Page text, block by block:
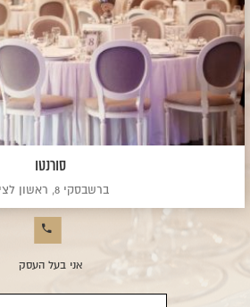
סורנטו
ברשבסקי 8, ראשון לציון
אני בעל העסק